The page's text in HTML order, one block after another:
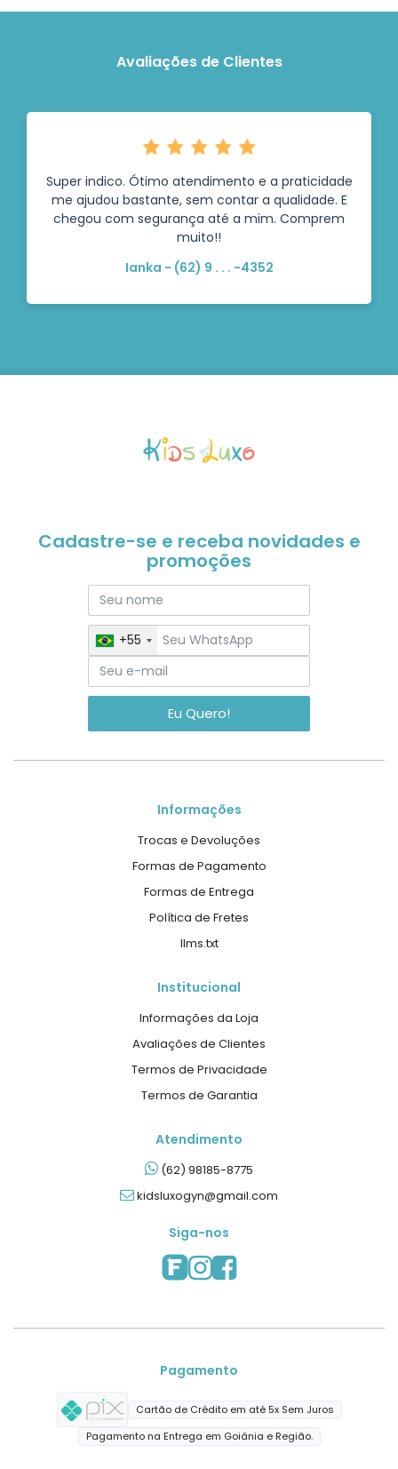
Avaliações de Clientes
Super indico. Ótimo atendimento e a praticidade
me ajudou bastante, sem contar a qualidade. E
chegou com segurança até a mim. Comprem
muito!!
Ianka - (62) 9 . . . -4352
Cadastre-se e receba novidades e
promoções
+55
Eu Quero!
Informações
Trocas e Devoluções
Formas de Pagamento
Formas de Entrega
Política de Fretes
llms.txt
Institucional
Informações da Loja
Avaliações de Clientes
Termos de Privacidade
Termos de Garantia
Atendimento
(62) 98185-8775
kidsluxogyn@gmail.com
Siga-nos
Pagamento
Cartão de Crédito em até 5x Sem Juros
Pagamento na Entrega em Goiânia e Região.